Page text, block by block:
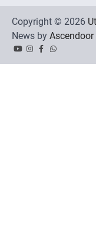
Copyright © 2026
News by Ascendoor
YouTubeInstagram
Facebook
Whatsapp